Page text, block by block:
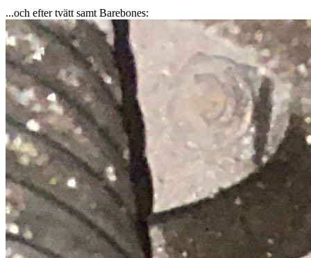
...och efter tvätt samt Barebones: